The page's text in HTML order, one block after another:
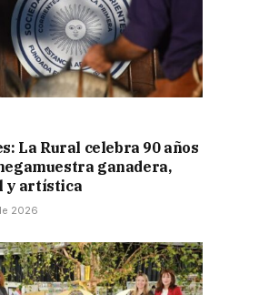
La Rural celebra 90 años
ganadera,
y artística
2026